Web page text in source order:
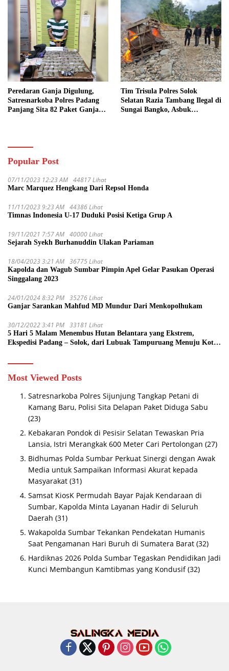
Peredaran Ganja Digulung,
Satresnarkoba Polres Padang
Panjang Sita 82 Paket Ganja
Tim Trisula Polres Solok
Selatan Razia Tambang Ilegal di
Sungai Bangko, Asbuk
Popular Post
07/11/2023 12:23 AM 44817 Lihat
Marc Marquez Hengkang Dari Repsol Honda
11/11/2023 9:23 AM 44386 Lihat
Timnas Indonesia U-17 Duduki Posisi Ketiga Grup A
19/11/2021 7:57 AM 40000 Lihat
Sejarah Syekh Burhanuddin Ulakan Pariaman
18/04/2023 3:21 AM 36775 Lihat
Kapolda dan Wagub Sumbar Pimpin Apel Gelar Pasukan Operasi
Singgalang 2023
24/01/2024 8:32 PM 35276 Lihat
Ganjar Sarankan Mahfud MD Mundur Dari Menkopolhukam
30/12/2022 3:41 PM 33181 Lihat
5 Hari 5 Malam Menembus Hutan Belantara yang Ekstrem,
Ekspedisi Padang – Solok, dari Lubuak Tampuruang Menuju Koto
Most Viewed Posts
Satresnarkoba Polres Sijunjung Tangkap Petani di
Kamang Baru, Polisi Sita Delapan Paket Diduga Sabu
(23)
Kebakaran Pondok di Pesisir Selatan Tewaskan Pria
Lansia, Istri Merangkak 600 Meter Cari Pertolongan (27)
Bidhumas Polda Sumbar Perkuat Sinergi dengan Awak
Media untuk Sampaikan Informasi Akurat kepada
Masyarakat (31)
Samsat KiosK Permudah Bayar Pajak Kendaraan di
Sumbar, Kapolda Minta Layanan Hadir di Seluruh
Daerah (31)
Wakapolda Sumbar Tekankan Pendekatan Humanis
Saat Pengamanan Hari Buruh di Sumatera Barat (32)
Hardiknas 2026 Polda Sumbar Tegaskan Pendidikan Jadi
Kunci Membangun Kamtibmas yang Kondusif (32)